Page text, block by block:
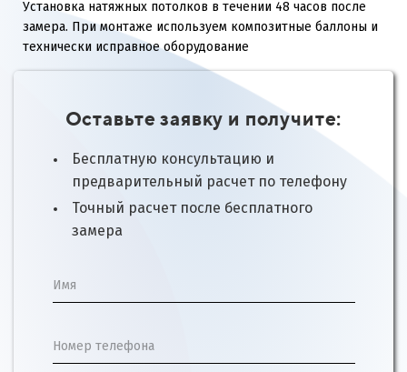
Установка натяжных потолков в течении 48 часов после
замера. При монтаже используем композитные баллоны и
технически исправное оборудование
Оставьте заявку и получите:
Бесплатную консультацию и
предварительный расчет по телефону
Точный расчет после бесплатного
замера
Имя
Номер телефона